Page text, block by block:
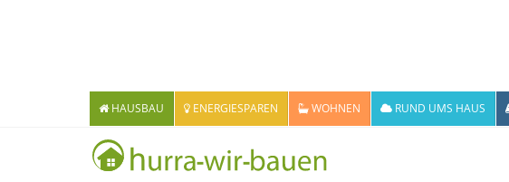
HAUSBAU ENERGIESPAREN WOHNEN RUND UMS HAUS